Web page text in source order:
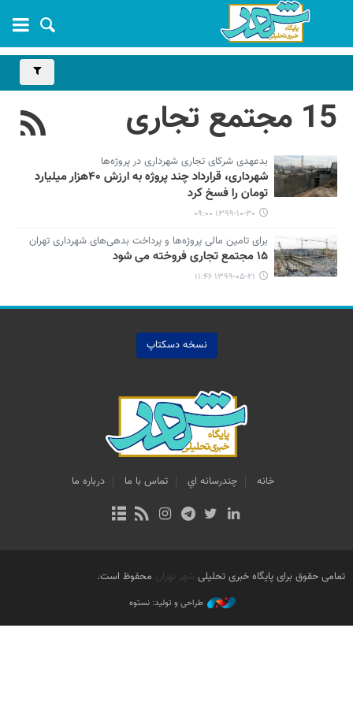
15 مجتمع تجاری
بدعهدی شرکای تجاری شهرداری در پروژه‌ها
شهرداری، قرارداد چند پروژه به ارزش ۴۰هزار میلیارد
تومان را فسخ کرد
۱۳۹۹-۱۰-۳۰ ۰۹:۰۰
برای تامین مالی پروژه‌ها و پرداخت بدهی‌های شهرداری تهران
۱۵ مجتمع تجاری فروخته می شود
۱۳۹۹-۰۵-۲۱ ۱۱:۴۶
نسخه دسکتاپ
خانه چندرسانه اي تماس با ما درباره ما
تمامی حقوق برای پایگاه خبری تحلیلی شهر تهران محفوظ است.
طراحی و تولید: نستوه